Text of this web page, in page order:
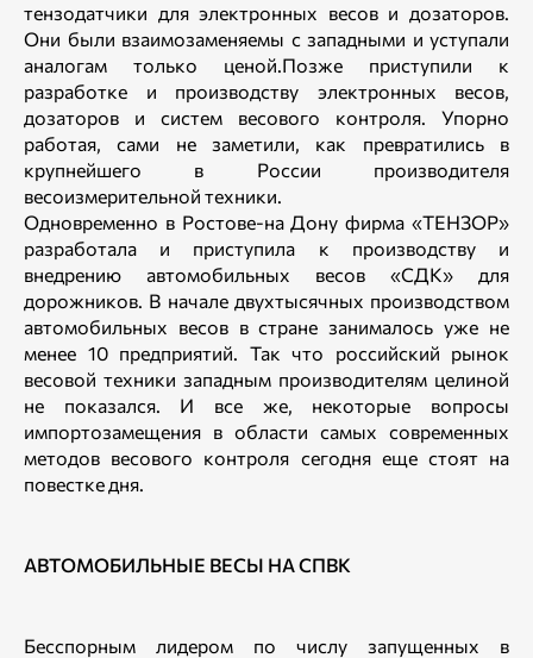
тензодатчики для электронных весов и дозаторов.
Они были взаимозаменяемы с западными и уступали
аналогам только ценой.Позже приступили к
разработке и производству электронных весов,
дозаторов и систем весового контроля. Упорно
работая, сами не заметили, как превратились в
крупнейшего в России производителя
весоизмерительной техники.
Одновременно в Ростове-на Дону фирма «ТЕНЗОР»
разработала и приступила к производству и
внедрению автомобильных весов «СДК» для
дорожников. В начале двухтысячных производством
автомобильных весов в стране занималось уже не
менее 10 предприятий. Так что российский рынок
весовой техники западным производителям целиной
не показался. И все же, некоторые вопросы
импортозамещения в области самых современных
методов весового контроля сегодня еще стоят на
повестке дня.
АВТОМОБИЛЬНЫЕ ВЕСЫ НА СПВК
Бесспорным лидером по числу запущенных в